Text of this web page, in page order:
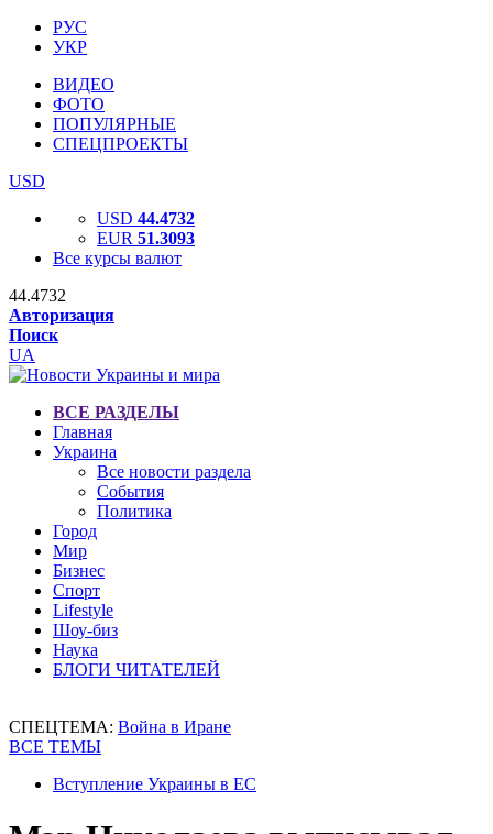
РУС
УКР
ВИДЕО
ФОТО
ПОПУЛЯРНЫЕ
СПЕЦПРОЕКТЫ
USD
USD 44.4732
EUR 51.3093
Все курсы валют
44.4732
Авторизация
Поиск
UA
ВСЕ РАЗДЕЛЫ
Главная
Украина
Все новости раздела
События
Политика
Город
Мир
Бизнес
Спорт
Lifestyle
Шоу-биз
Наука
БЛОГИ ЧИТАТЕЛЕЙ
СПЕЦТЕМА: Война в Иране
ВСЕ ТЕМЫ
Вступление Украины в ЕС